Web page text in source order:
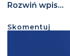
Rozwiń wpis...
Skomentuj